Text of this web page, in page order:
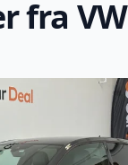
(for)
fra VW